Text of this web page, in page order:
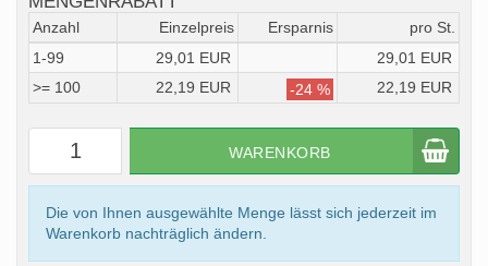
Anzahl Einzelpreis Ersparnis
pro St.
1-99
29,01 EUR
29,01 EUR
>= 100
22,19 EUR -24 % 22,19 EUR
WARENKORB
Die von Ihnen ausgewählte Menge lässt sich jederzeit im
Warenkorb nachträglich ändern.